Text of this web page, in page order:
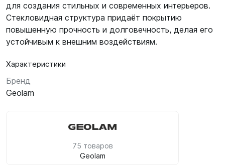
для создания стильных и современных интерьеров.
Стекловидная структура придаёт покрытию
повышенную прочность и долговечность, делая его
устойчивым к внешним воздействиям.
Характеристики
Бренд
Geolam
75 товаров
Geolam